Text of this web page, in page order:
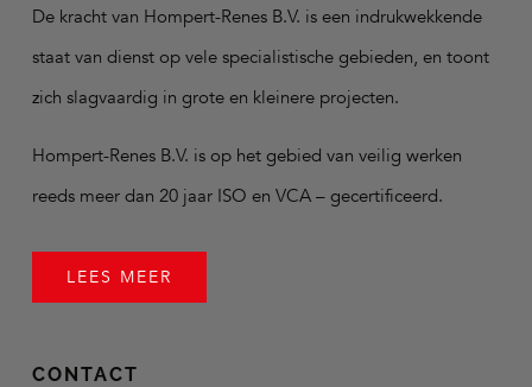
De kracht van Hompert-Renes B.V. is een indrukwekkende
staat van dienst op vele specialistische gebieden, en toont
zich slagvaardig in grote en kleinere projecten.
Hompert-Renes B.V. is op het gebied van veilig werken
reeds meer dan 20 jaar ISO en VCA – gecertificeerd.
LEES MEER
CONTACT